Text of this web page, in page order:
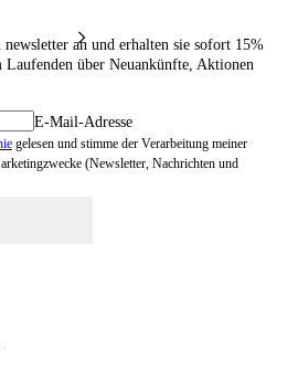
an und erhalten sie sofort 15%
über Neuankünfte, Aktionen
E-Mail-Adresse
gelesen und stimme der Verarbeitung meiner
(Newsletter, Nachrichten und